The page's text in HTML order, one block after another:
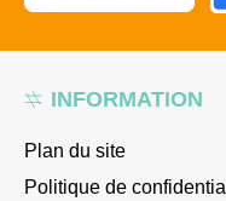
INFORMATION
Plan du site
Politique de